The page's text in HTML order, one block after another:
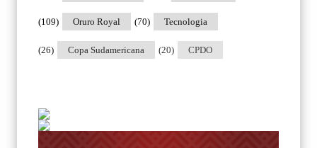
Oruro Royal
(109) Tecnologia
(70)
Copa Sudamericana
(26) CPDO
(20)